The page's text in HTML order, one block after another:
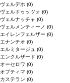
ヴェルデホ (0)
ヴェルドゥッツォ (0)
ヴェルナッチャ (0)
ヴェルメンティーノ (0)
エイレンフェルザー (0)
エナンチオ (0)
エルミタージュ (0)
エンクルザード (0)
オーセロワ (0)
オプティマ (0)
カステラン (0)